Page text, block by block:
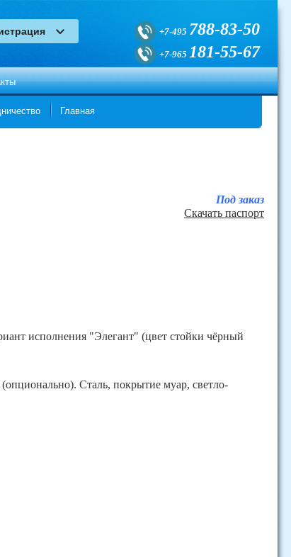
+7-495 788-83-50
+7-965 181-55-67
Главная
Под заказ
Скачать паспорт
исполнения "Элегант" (цвет стойки чёрный
Сталь, покрытие муар, светло-